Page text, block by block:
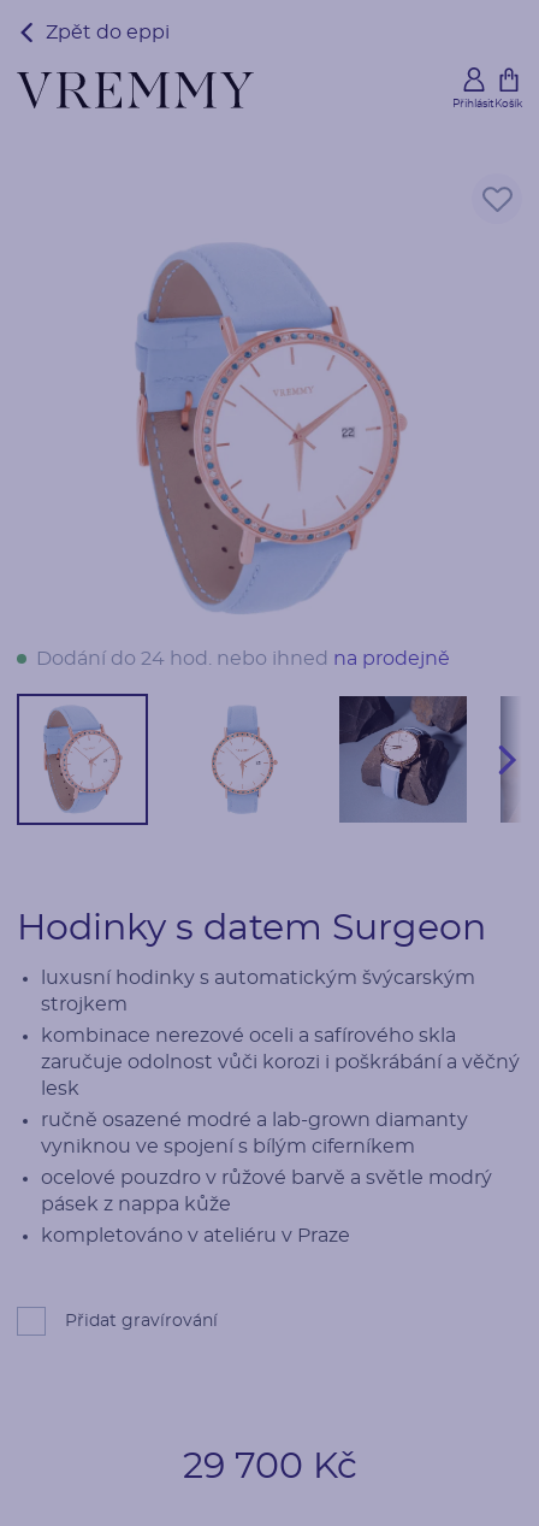
Zpět do eppi
PřihlásitKošík
Dodání do 24 hod. nebo ihned na prodejně
Hodinky s datem Surgeon
luxusní hodinky s automatickým švýcarským
strojkem
kombinace nerezové oceli a safírového skla
zaručuje odolnost vůči korozi i poškrábání a věčný
lesk
ručně osazené modré a lab-grown diamanty
vyniknou ve spojení s bílým ciferníkem
ocelové pouzdro v růžové barvě a světle modrý
pásek z nappa kůže
kompletováno v ateliéru v Praze
Přidat gravírování
29 700 Kč